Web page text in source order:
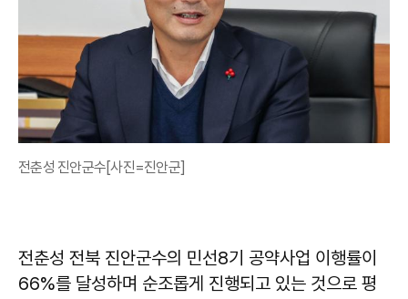
전춘성 진안군수[사진=진안군]
전춘성 전북 진안군수의 민선8기 공약사업 이행률이
66%를 달성하며 순조롭게 진행되고 있는 것으로 평